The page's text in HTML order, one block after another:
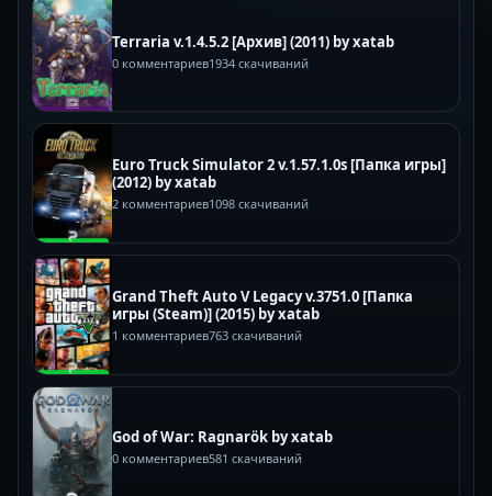
Terraria v.1.4.5.2 [Архив] (2011) by xatab
0 комментариев1934 скачиваний
Euro Truck Simulator 2 v.1.57.1.0s [Папка игры]
(2012) by xatab
2 комментариев1098 скачиваний
Grand Theft Auto V Legacy v.3751.0 [Папка
игры (Steam)] (2015) by xatab
1 комментариев763 скачиваний
God of War: Ragnarök by xatab
0 комментариев581 скачиваний